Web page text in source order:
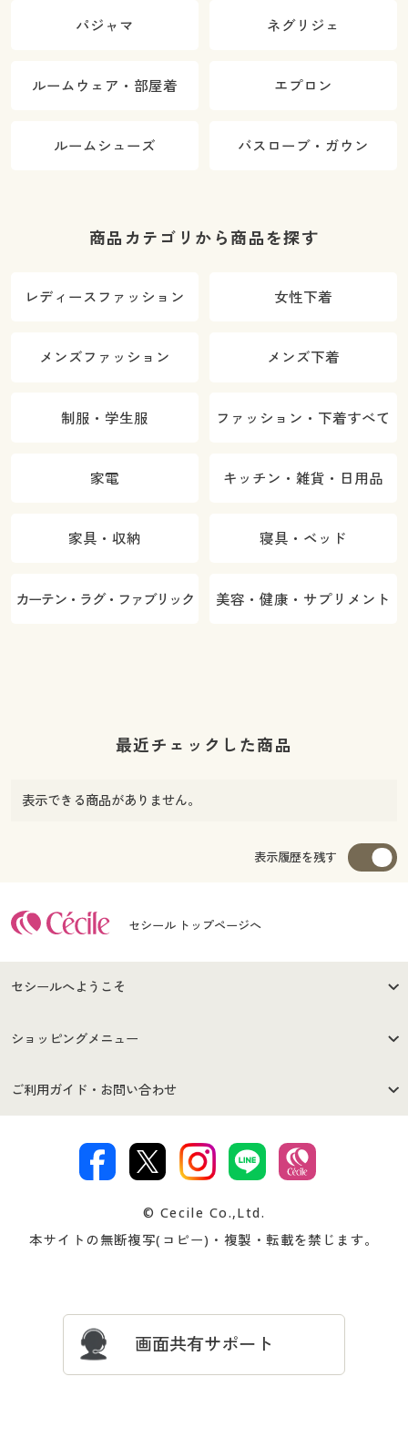
パジャマ ネグリジェ
ルームウェア・部屋着 エプロン
ルームシューズ バスローブ・ガウン
商品カテゴリから商品を探す
レディースファッション 女性下着
メンズファッション メンズ下着
制服・学生服 ファッション・下着すべて
家電 キッチン・雑貨・日用品
家具・収納 寝具・ベッド
カーテン・ラグ・ファブリック 美容・健康・サプリメント
最近チェックした商品
表示できる商品がありません。
表示履歴を残す
セシール トップページへ
セシールへようこそ
はじめての方へ
セシールご利用規約
著作権・商標について 会社案内
ショッピングメニュー
商品カテゴリ
プレゼント＆キャンペーン サイトマップ
ご利用ガイド・お問い合わせ
交換・返品は お支払は
ついて
忘れの場合
© Cecile Co.,Ltd.
本サイトの無断複写(コピー)・複製・転載を禁じます。
画面共有サポート